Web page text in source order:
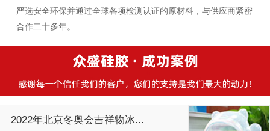
严选安全环保并通过全球各项检测认证的原材料，与供应商紧密
合作二十多年。
2022年北京冬奥会吉祥物冰...